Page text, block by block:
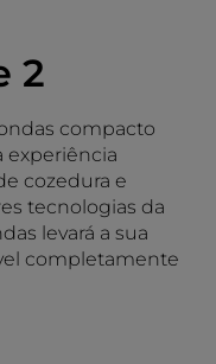
2
compacto
experiência
cozedura e
tecnologias da
levará a sua
completamente